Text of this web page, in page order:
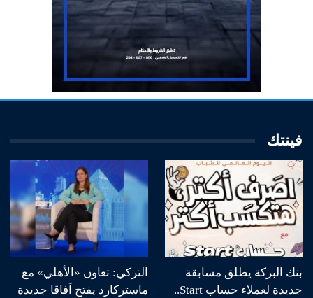
فينتك
بنك البركة يطلق مسابقة
جديدة لعملاء حساب Start..
التركي: تعاون «الأهلي» مع
ماستركارد يفتح آفاقا جديدة